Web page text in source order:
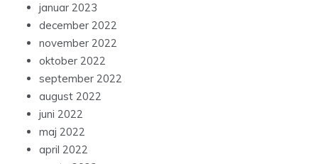
januar 2023
december 2022
november 2022
oktober 2022
september 2022
august 2022
juni 2022
maj 2022
april 2022